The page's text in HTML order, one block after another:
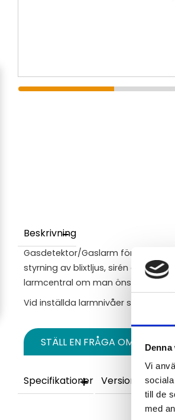
Vi
till de
med
Beskrivning
Gasdetektor/Gaslarm för NO2
styrning av blixtljus, sirén eller
larmcentral om man önskar
Vid inställda larmnivåer så drar
STÄLL EN FRÅGA OM
Specifikationer Versioner